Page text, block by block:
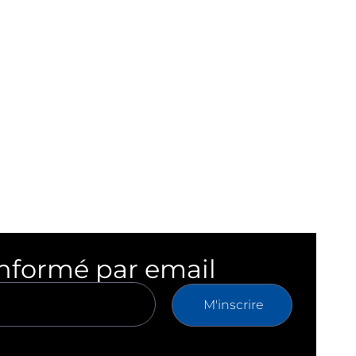
par email
M'inscrire